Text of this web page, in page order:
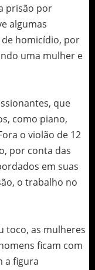
prisão por
algumas
homicídio, por
uma mulher e
que
como piano,
o violão de 12
por conta das
em suas
o trabalho no
toco, as mulheres
ficam com
a figura